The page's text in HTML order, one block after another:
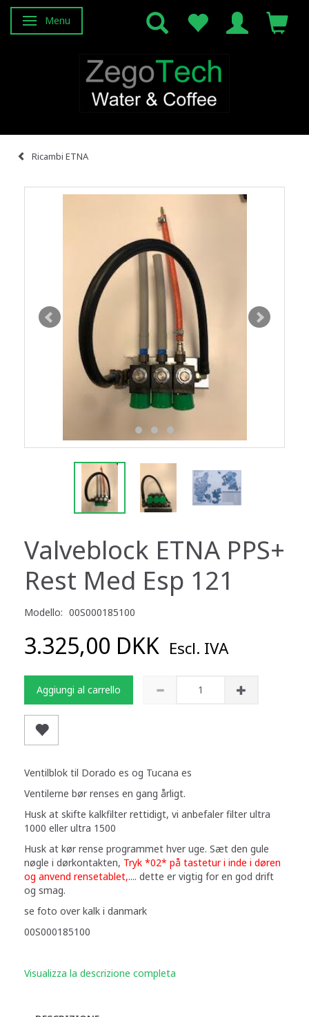
Attiva/disattiva navigazione
Menu
Ricambi ETNA
Valveblock ETNA PPS+
Rest Med Esp 121
Modello: 00S000185100
3.325,00 DKK Escl. IVA
Aggiungi al carrello
Ventilblok til Dorado es og Tucana es
Ventilerne bør renses en gang årligt.
Husk at skifte kalkfilter rettidigt, vi anbefaler filter ultra
1000 eller ultra 1500
Husk at kør rense programmet hver uge. Sæt den gule
nøgle i dørkontakten, Tryk *02* på tastetur i inde i døren
og anvend rensetablet,.... dette er vigtig for en god drift
og smag.
se foto over kalk i danmark
00S000185100
Visualizza la descrizione completa